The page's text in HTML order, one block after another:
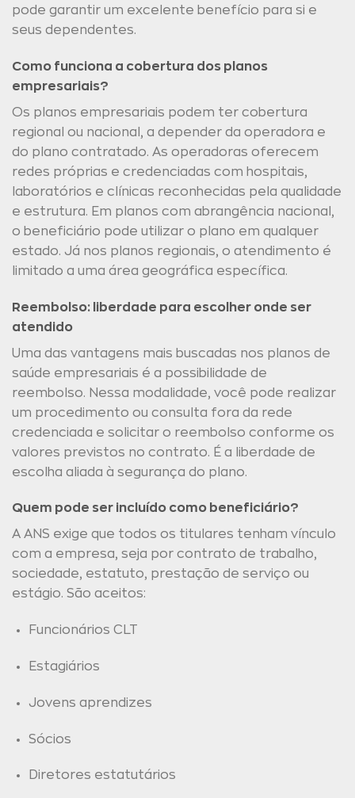
pode garantir um excelente benefício para si e
seus dependentes.
Como funciona a cobertura dos planos
empresariais?
Os planos empresariais podem ter cobertura
regional ou nacional, a depender da operadora e
do plano contratado. As operadoras oferecem
redes próprias e credenciadas com hospitais,
laboratórios e clínicas reconhecidas pela qualidade
e estrutura. Em planos com abrangência nacional,
o beneficiário pode utilizar o plano em qualquer
estado. Já nos planos regionais, o atendimento é
limitado a uma área geográfica específica.
Reembolso: liberdade para escolher onde ser
atendido
Uma das vantagens mais buscadas nos planos de
saúde empresariais é a possibilidade de
reembolso. Nessa modalidade, você pode realizar
um procedimento ou consulta fora da rede
credenciada e solicitar o reembolso conforme os
valores previstos no contrato. É a liberdade de
escolha aliada à segurança do plano.
Quem pode ser incluído como beneficiário?
A ANS exige que todos os titulares tenham vínculo
com a empresa, seja por contrato de trabalho,
sociedade, estatuto, prestação de serviço ou
estágio. São aceitos:
Funcionários CLT
Estagiários
Jovens aprendizes
Sócios
Diretores estatutários